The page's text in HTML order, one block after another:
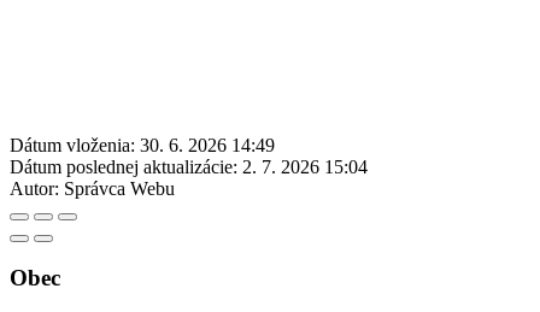
Dátum vloženia: 30. 6. 2026 14:49
Dátum poslednej aktualizácie: 2. 7. 2026 15:04
Autor: Správca Webu
Obec